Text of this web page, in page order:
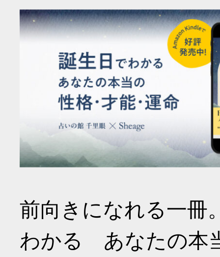
前向きになれる一冊
わかる あなたの本